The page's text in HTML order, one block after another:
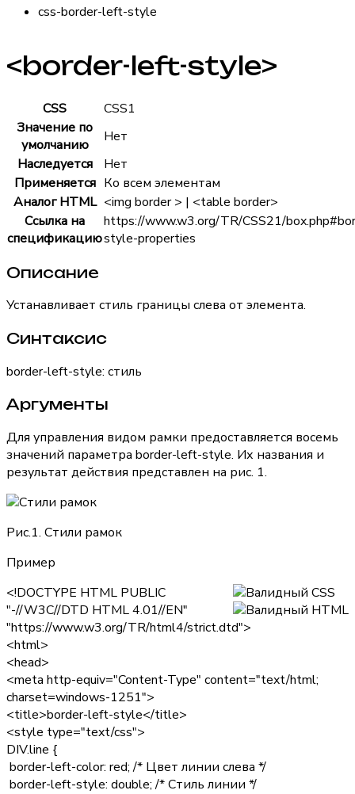
css-border-left-style
<border-left-style>
CSS
CSS1
Значение по
умолчанию
Нет
Наследуется
Нет
Применяется Ко всем элементам
Аналог HTML <img border > | <table border>
Ссылка на
спецификацию
https://www.w3.org/TR/CSS21/
style-properties
Описание
Устанавливает стиль границы слева от элемента.
Синтаксис
border-left-style: стиль
Аргументы
Для управления видом рамки предоставляется восемь
значений параметра border-left-style. Их названия и
результат действия представлен на рис. 1.
Рис.1. Стили рамок
Пример
<!DOCTYPE HTML PUBLIC
"-//W3C//DTD HTML 4.01//EN"
"https://www.w3.org/TR/html4/strict.dtd">
<html>
<head>
<meta http-equiv="Content-Type" content="text/html;
charset=windows-1251">
<title>border-left-style</title>
<style type="text/css">
DIV.line {
border-left-color: red;/* Цвет линии слева */
border-left-style: double;/* Стиль линии */